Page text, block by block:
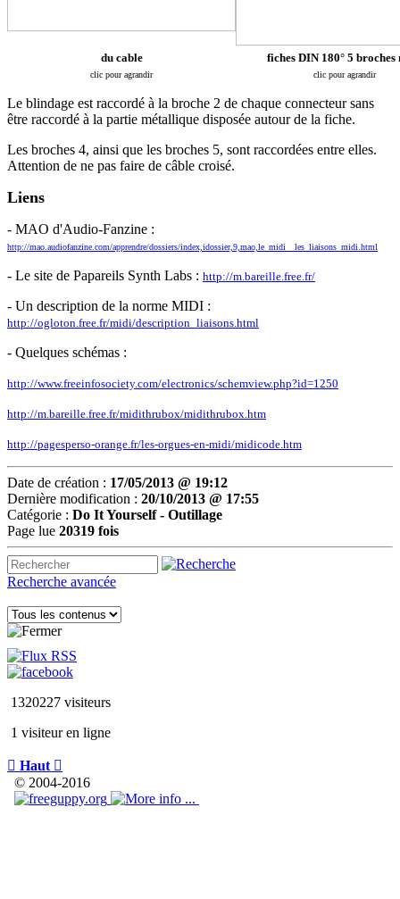
du cable fiches DIN 180° 5 broches
clic pour agrandir clic pour agrandir
Le blindage est raccordé à la broche 2 de chaque connecteur sans
être raccordé à la partie métallique disposée autour de la fiche.
Les broches 4, ainsi que les broches 5, sont raccordées entre elles.
Attention de ne pas faire de câble croisé.
Liens
- MAO d'Audio-Fanzine :
http://mao.audiofanzine.com/apprendre/dossiers/index,idossier,9,mao,le_midi__les_liaisons_midi.html
- Le site de Papareils Synth Labs : http://m.bareille.free.fr/
- Un description de la norme MIDI :
http://ogloton.free.fr/midi/description_liaisons.html
- Quelques schémas :
http://www.freeinfosociety.com/electronics/schemview.php?id=1250
http://m.bareille.free.fr/midithrubox/midithrubox.htm
http://pagesperso-orange.fr/les-orgues-en-midi/midicode.htm
Date de création : 17/05/2013 @ 19:12
Dernière modification : 20/10/2013 @ 17:55
Catégorie : Do It Yourself - Outillage
Page lue 20319 fois
Recherche avancée
1320227 visiteurs
1 visiteur en ligne
 Haut 
© 2004-2016